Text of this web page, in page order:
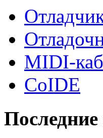
MIDI-
CoIDE